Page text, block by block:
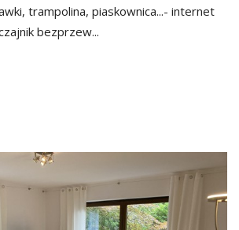
trampolina, piaskownica...- internet
bezprzew...